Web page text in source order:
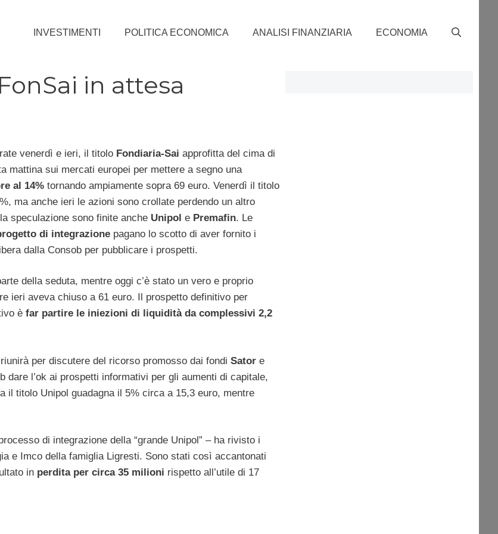
INVESTIMENTI POLITICA ECONOMICA ANALISI FINANZIARIA ECONOMIA
in attesa
venerdì e ieri, il titolo Fondiaria-Sai approfitta del cima di
mattina sui mercati europei per mettere a segno una
al 14%tornando ampiamente sopra 69 euro. Venerdì il titolo
ma anche ieri le azioni sono crollate perdendo un altro
speculazione sono finite anche Unipol e Premafin. Le
di integrazione pagano lo scotto di aver fornito i
dalla Consob per pubblicare i prospetti.
della seduta, mentre oggi c’è stato un vero e proprio
ieri aveva chiuso a 61 euro. Il prospetto definitivo per
è far partire le iniezioni di liquidità da complessivi 2,2
per discutere del ricorso promosso dai fondi Sator e
dare l’ok ai prospetti informativi per gli aumenti di capitale,
il titolo Unipol guadagna il 5% circa a 15,3 euro, mentre
di integrazione della “grande Unipol” – ha rivisto i
e Imco della famiglia Ligresti. Sono stati così accantonati
in perdita per circa 35 milioni rispetto all’utile di 17